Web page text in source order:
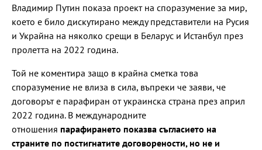
Владимир Путин показа проект на споразумение за мир,
което е било дискутирано между представители на Русия
и Украйна на няколко срещи в Беларус и Истанбул през
пролетта на 2022 година.
Той не коментира защо в крайна сметка това
споразумение не влиза в сила, въпреки че заяви, че
договорът е парафиран от украинска страна през април
2022 година. В международните
отношения парафирането показва съгласието на
страните по постигнатите договорености, но не и